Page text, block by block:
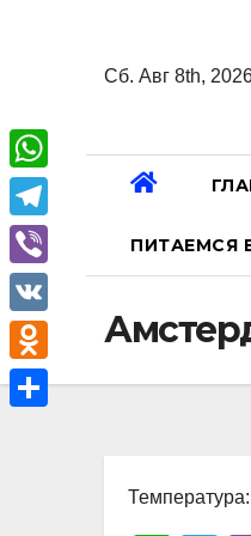
содержанию
Сб. Авг 8th,
ПИТАЕМСЯ
W
h
a
A
T
e
l
e
g
V
i
b
e
V
K
O